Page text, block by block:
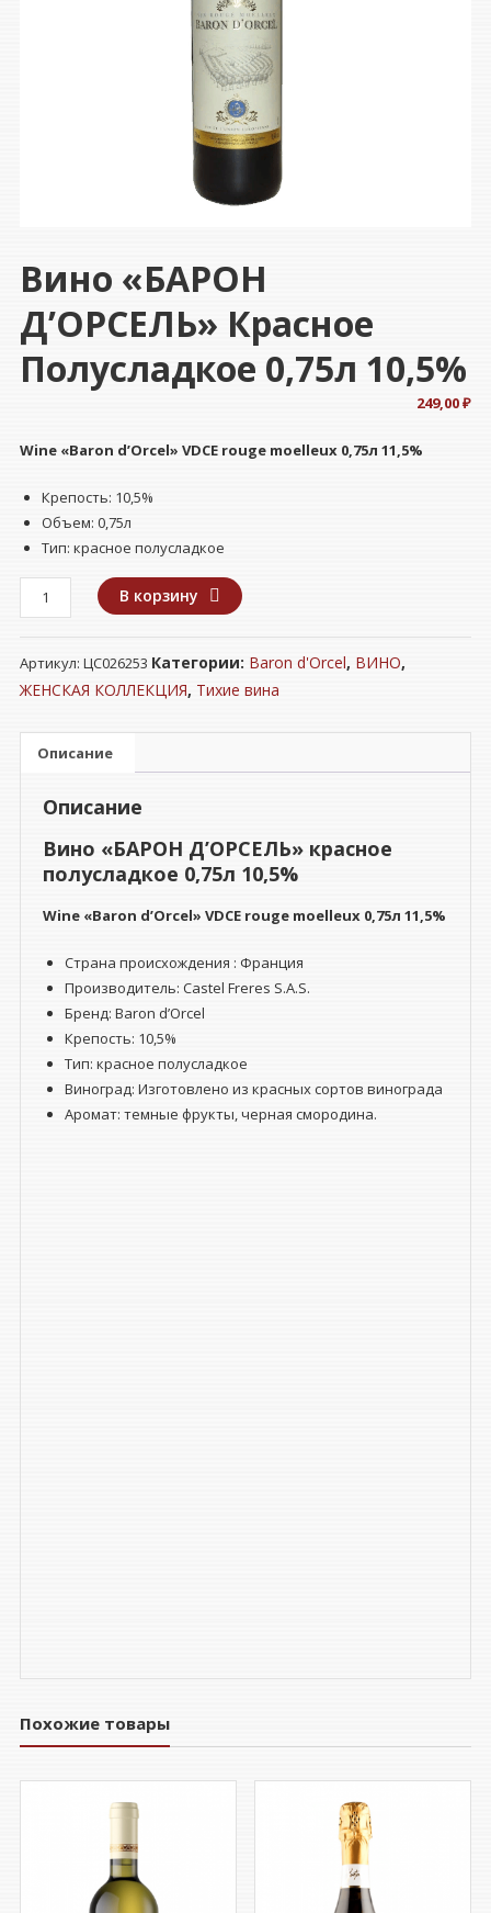
Вино «БАРОН
Д’ОРСЕЛЬ» Красное
Полусладкое 0,75л 10,5%
249,00₽
Wine «Baron d’Orcel» VDCE rouge moelleux 0,75л 11,5%
Крепость: 10,5%
Объем: 0,75л
Тип: красное полусладкое
Количество
товара
Вино
"БАРОН
Д’ОРСЕЛЬ"
полусладкое
0,75л
В корзину
Артикул: ЦС026253 Категории: Baron d'Orcel, ВИНО,
ЖЕНСКАЯ КОЛЛЕКЦИЯ, Тихие вина
Описание
Описание
Вино «БАРОН Д’ОРСЕЛЬ» красное
полусладкое 0,75л 10,5%
Wine «Baron d’Orcel» VDCE rouge moelleux 0,75л 11,5%
Страна происхождения : Франция
Производитель: Castel Freres S.A.S.
Бренд: Baron d’Orcel
Крепость: 10,5%
Тип: красное полусладкое
Виноград: Изготовлено из красных сортов винограда
Аромат: темные фрукты, черная смородина.
Похожие товары